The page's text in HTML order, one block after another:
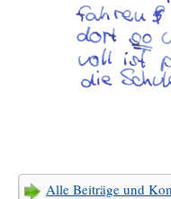
Alle Beiträge und